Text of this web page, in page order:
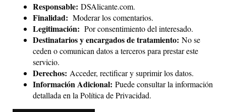
Responsable: DSAlicante.com.
Finalidad: Moderar los comentarios.
Legitimación: Por consentimiento del interesado.
Destinatarios y encargados de tratamiento: No se
ceden o comunican datos a terceros para prestar este
servicio.
Derechos: Acceder, rectificar y suprimir los datos.
Información Adicional: Puede consultar la información
detallada en la Política de Privacidad.